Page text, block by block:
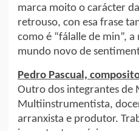
marca moito o carácter
retrouso, con esa frase
como é “fálalle de min”, a
mundo novo de
Pedro Pascual,
Outro dos integrantes de
Multiinstrumentista,
arranxista e produtor.